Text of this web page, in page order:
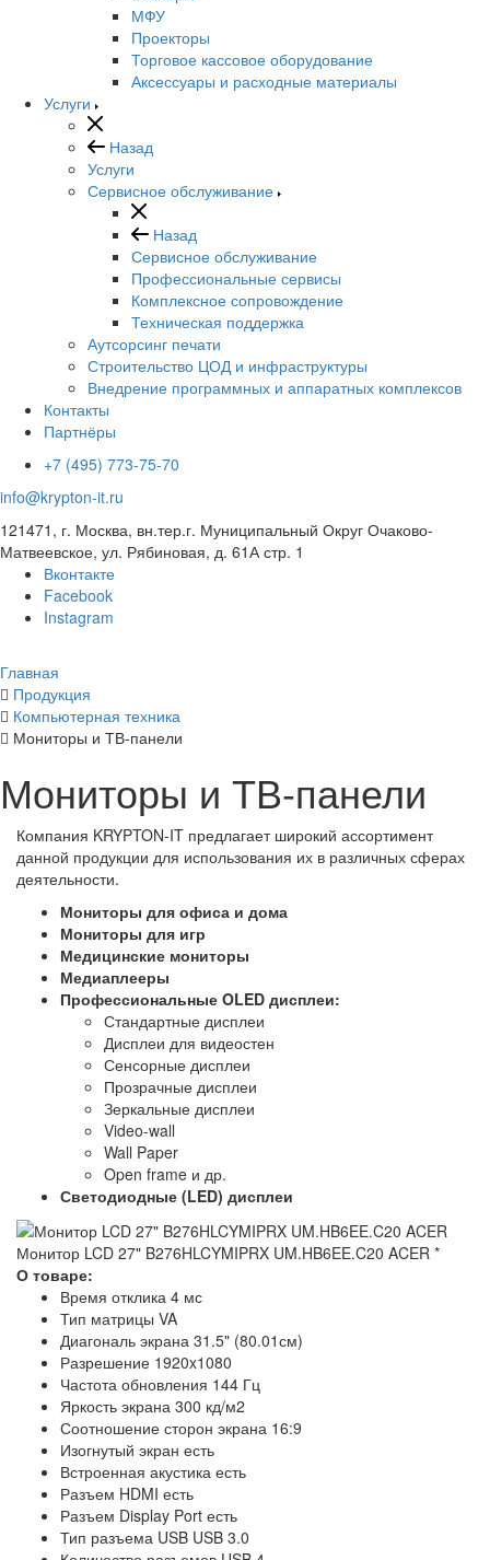
МФУ
Проекторы
Торговое кассовое оборудование
Аксессуары и расходные материалы
Услуги
Назад
Услуги
Сервисное обслуживание
Назад
Сервисное обслуживание
Профессиональные сервисы
Комплексное сопровождение
Техническая поддержка
Аутсорсинг печати
Строительство ЦОД и инфраструктуры
Внедрение программных и аппаратных комплексов
Контакты
Партнёры
+7 (495) 773-75-70
info@krypton-it.ru
121471, г. Москва, вн.тер.г. Муниципальный Округ Очаково-
Матвеевское, ул. Рябиновая, д. 61А стр. 1
Вконтакте
Facebook
Instagram
Главная
Продукция
Компьютерная техника
Мониторы и ТВ-панели
Мониторы и ТВ-панели
Компания KRYPTON-IT предлагает широкий ассортимент
данной продукции для использования их в различных сферах
деятельности.
Мониторы для офиса и дома
Мониторы для игр
Медицинские мониторы
Медиаплееры
Профессиональные OLED дисплеи:
Стандартные дисплеи
Дисплеи для видеостен
Сенсорные дисплеи
Прозрачные дисплеи
Зеркальные дисплеи
Video-wall
Wall Paper
Open frame и др.
Светодиодные (LED) дисплеи
Монитор LCD 27" B276HLCYMIPRX UM.HB6EE.C20 ACER *
О товаре:
Время отклика 4 мс
Тип матрицы VA
Диагональ экрана 31.5" (80.01см)
Разрешение 1920x1080
Частота обновления 144 Гц
Яркость экрана 300 кд/м2
Соотношение сторон экрана 16:9
Изогнутый экран есть
Встроенная акустика есть
Разъем HDMI есть
Разъем Display Port есть
Тип разъема USB USB 3.0